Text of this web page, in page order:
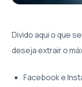
Divido aqui o que
deseja extrair o
Facebook e